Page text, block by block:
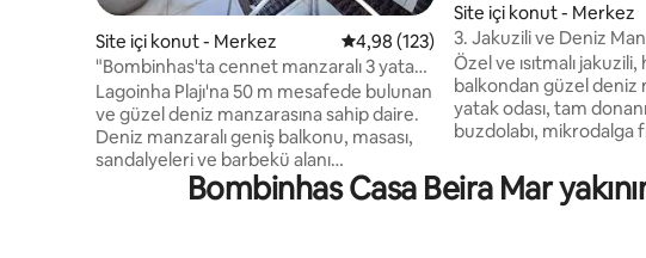
Site içi konut - Merkez 5 üzerinden ortalama 4,98 puan, 123
4,98 (123)
"Bombinhas'ta cennet manzaralı 3 yatak
odalı daire"
Lagoinha Plajı'na 50 m mesafede bulunan
ve güzel deniz manzarasına sahip daire.
Deniz manzaralı geniş balkonu, masası,
sandalyeleri ve barbekü alanı
bulunmaktadır. Bir süit, iki çift kişilik yatak
odası, bir sosyal banyo, kiler, oturma
Site içi konut - Merkez
3. Jakuzili ve Deniz
Morada do Ganso
Özel ve ısıtmalı jakuzili,
balkondan güzel deniz
yatak odası, tam
buzdolabı, mikrodalga
temel mutfak
oturma odasında
Bombinhas Casa Beira Mar